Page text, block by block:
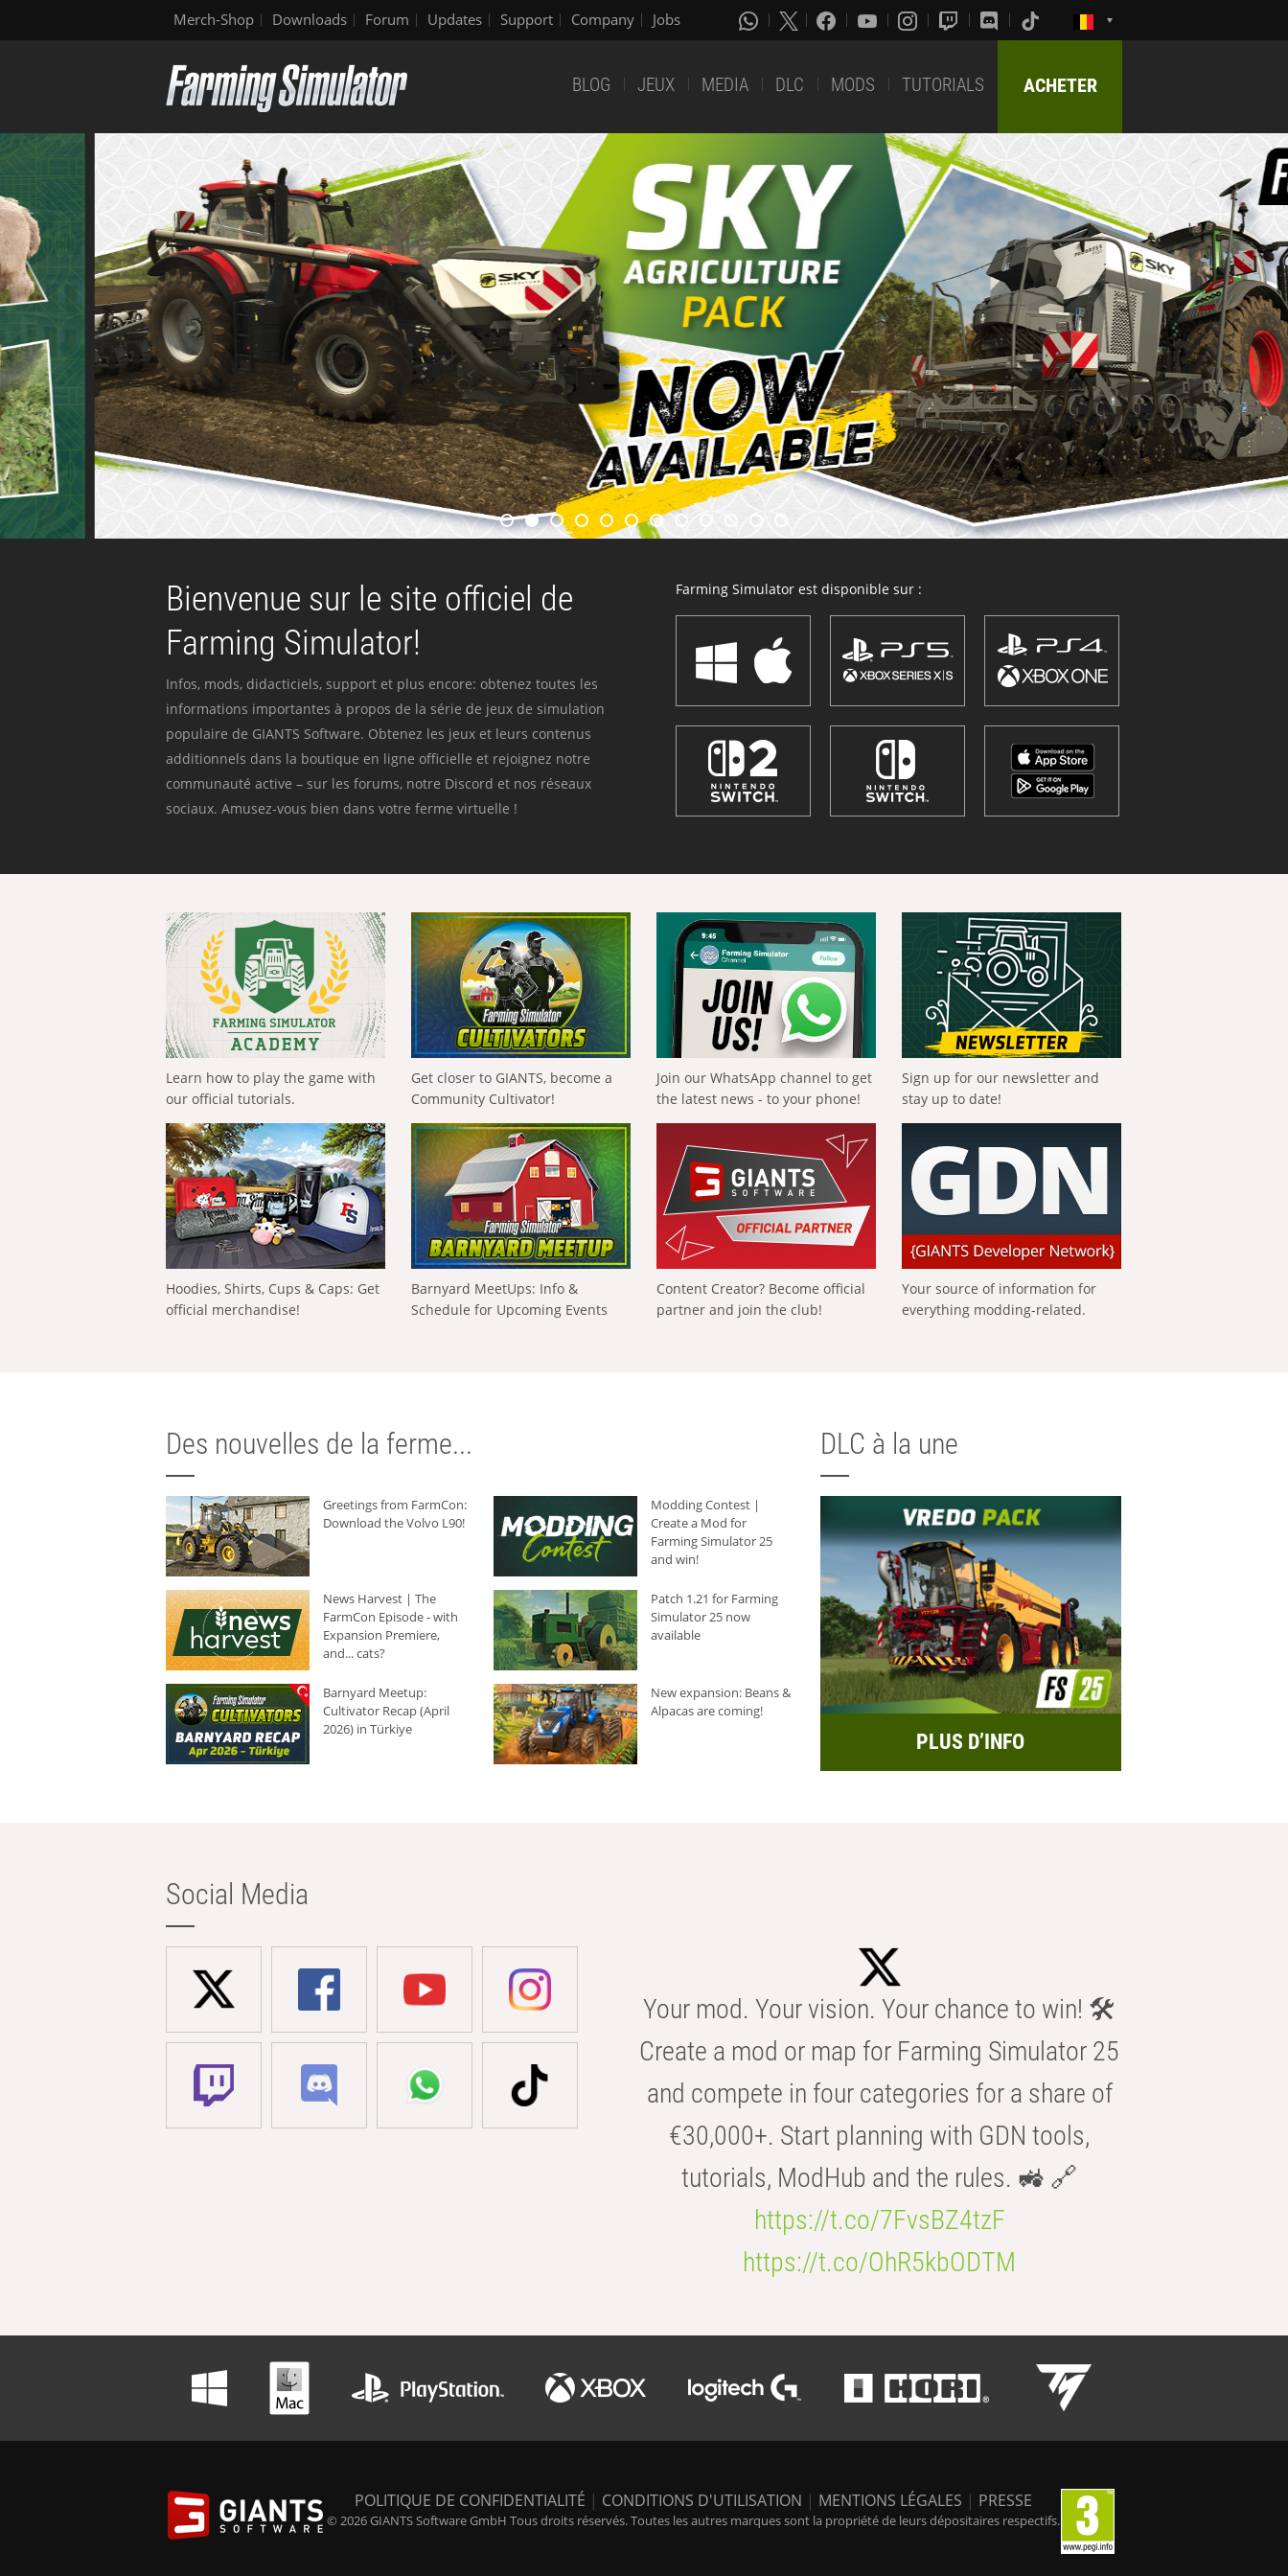
Merch-Shop Downloads Forum Updates Support Company Jobs
BLOG JEUX MEDIA DLC MODS TUTORIALS ACHETER
Bienvenue sur le site officiel de
Farming Simulator!
Infos, mods, didacticiels, support et plus encore: obtenez toutes les
informations importantes à propos de la série de jeux de simulation
populaire de GIANTS Software. Obtenez les jeux et leurs contenus
additionnels dans la boutique en ligne officielle et rejoignez notre
communauté active – sur les forums, notre Discord et nos réseaux
sociaux. Amusez-vous bien dans votre ferme virtuelle !
Farming Simulator est disponible sur :
Learn how to play the game with
our official tutorials.
Get closer to GIANTS, become a
Community Cultivator!
Join our WhatsApp channel to get
the latest news - to your phone!
Sign up for our newsletter and
stay up to date!
Hoodies, Shirts, Cups & Caps: Get
official merchandise!
Barnyard MeetUps: Info &
Schedule for Upcoming Events
Content Creator? Become official
partner and join the club!
Your source of information for
everything modding-related.
Des nouvelles de la ferme...
Greetings from FarmCon:
Download the Volvo L90!
Modding Contest |
Create a Mod for
Farming Simulator 25
and win!
News Harvest | The
FarmCon Episode - with
Expansion Premiere,
and... cats?
Patch 1.21 for Farming
Simulator 25 now
available
Barnyard Meetup:
Cultivator Recap (April
2026) in Türkiye
New expansion: Beans &
Alpacas are coming!
DLC à la une
PLUS D’INFO
Social Media
Your mod. Your vision. Your chance to win! 🛠️
Create a mod or map for Farming Simulator 25
and compete in four categories for a share of
€30,000+. Start planning with GDN tools,
tutorials, ModHub and the rules. 🚜 🔗
https://t.co/7FvsBZ4tzF
https://t.co/OhR5kbODTM
POLITIQUE DE CONFIDENTIALITÉ | CONDITIONS D'UTILISATION | MENTIONS LÉGALES | PRESSE
© 2026 GIANTS Software GmbH Tous droits réservés. Toutes les autres marques sont la propriété de leurs dépositaires respectifs.